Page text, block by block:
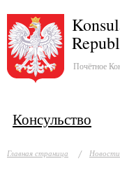
Почётное
Консульство
Главная страница Новости